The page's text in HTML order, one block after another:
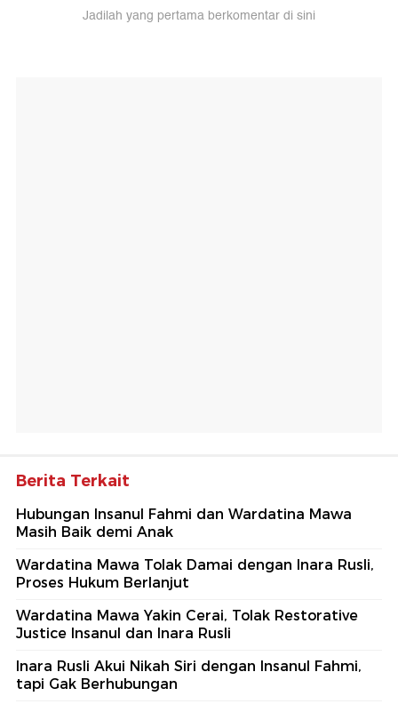
Jadilah yang pertama berkomentar di sini
Berita Terkait
Hubungan Insanul Fahmi dan Wardatina Mawa
Masih Baik demi Anak
Wardatina Mawa Tolak Damai dengan Inara Rusli,
Proses Hukum Berlanjut
Wardatina Mawa Yakin Cerai, Tolak Restorative
Justice Insanul dan Inara Rusli
Inara Rusli Akui Nikah Siri dengan Insanul Fahmi,
tapi Gak Berhubungan